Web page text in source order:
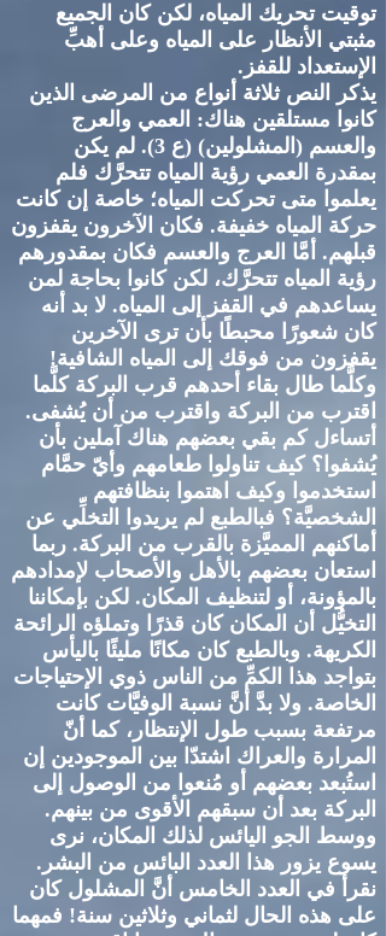
توقيت تحريك المياه، لكن كان الجميع
مثبتي الأنظار على المياه وعلى أهبِّ
الإستعداد للقفز .
يذكر النص ثلاثة أنواع من المرضى الذين
كانوا مستلقين هناك: العمي والعرج
والعسم ( المشلولين) (ع 3).
لم يكن
بمقدرة العمي رؤية المياه تتحرَّك فلم
يعلموا متى تحركت المياه؛ خاصة إن كانت
حركة المياه خفيفة. فكان الآخرون يقفزون
قبلهم. أمَّا العرج والعسم فكان بمقدورهم
رؤية المياه تتحرَّك، لكن كانوا بحاجة لمن
يساعدهم في القفز إلى المياه. لا بد أنه
كان شعورًا محبطًا بأن ترى الآخرين
يقفزون من فوقك إلى المياه الشافية!
وكلَّما طال بقاء أحدهم قرب البركة كلَّما
اقترب من البركة واقترب من أن يُشفى.
أتساءل كم بقي بعضهم هناك آملين بأن
يُشفوا؟ كيف تناولوا طعامهم وأيّ حمَّام
استخدموا وكيف اهتموا بنظافتهم
الشخصيَّة؟ فبالطبع لم يريدوا التخلِّي عن
أماكنهم المميَّزة بالقرب من البركة. ربما
استعان بعضهم بالأهل والأصحاب لإمدادهم
بالمؤونة، أو لتنظيف المكان. لكن بإمكاننا
التخيُّل أن المكان كان قذرًا وتملؤه الرائحة
الكريهة. وبالطبع كان مكانًا مليئًا باليأس
بتواجد هذا الكمِّ من الناس ذوي الإحتياجات
الخاصة. ولا بدَّ أنَّ نسبة الوفيَّات كانت
مرتفعة بسبب طول الإنتظار، كما أنّ
المرارة والعراك اشتدّا بين الموجودين إن
استُبعد بعضهم أو مُنعوا من الوصول إلى
البركة بعد أن سبقهم الأقوى من بينهم.
ووسط الجو اليائس لذلك المكان، نرى
يسوع يزور هذا العدد البائس من البشر .
نقرأ في العدد الخامس أنَّ المشلول كان
على هذه الحال لثماني وثلاثين سنة! فمهما